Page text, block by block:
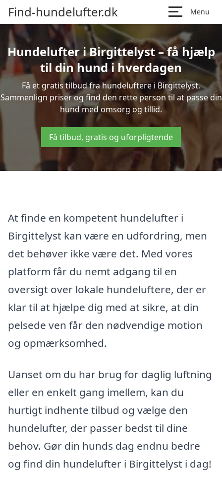
Find-hundelufter.dk Menu
Hundelufter i Birgittelyst – få hjælp
til din hund i hverdagen
Få et gratis tilbud fra hundeluftere i Birgittelyst.
Sammenlign priser og find den rette person til at passe din
hund med omsorg og tillid.
Få tilbud, gratis og uforpligtende
At finde en kompetent hundelufter i
Birgittelyst kan være en udfordring, men
det behøver ikke være det. Med vores
platform får du nemt adgang til en
oversigt over lokale hundeluftere, der er
klar til at hjælpe dig med at sikre, at din
pelsede ven får den nødvendige motion
og opmærksomhed.
Uanset om du har brug for daglig luftning
eller en enkelt gang imellem, kan du
hurtigt indhente tilbud og vælge den
hundelufter, der passer bedst til dine
behov. Gør din hunds dag endnu bedre
og find din hundelufter i Birgittelyst i dag!